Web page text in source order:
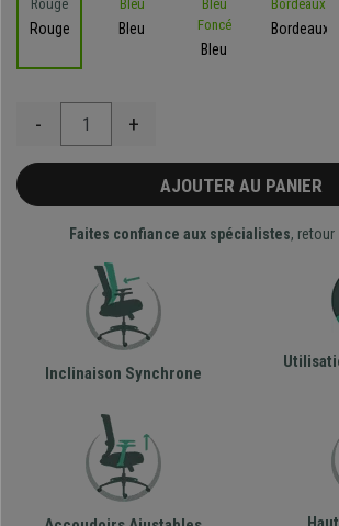
Rouge
Bleu
Bleu
Bordeaux
- +
AJOUTER AU PANIER
Faites confiance aux spécialistes,
Inclinaison Synchrone